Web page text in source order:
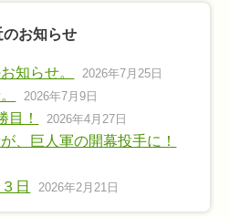
のお知らせ
知らせ。 2026年7月25日
2026年7月9日
！ 2026年4月27日
、巨人軍の開幕投手に！
日 2026年2月21日